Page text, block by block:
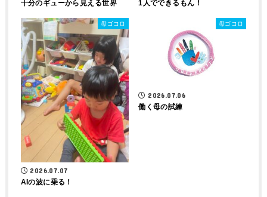
十分のギューから見える世界 1人でできるもん！
母ゴコロ
2026.07.07
AIの波に乗る！
母ゴコロ
2026.07.06
働く母の試練